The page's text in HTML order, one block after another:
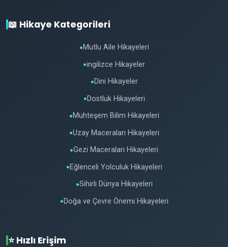
📖 Hikaye Kategorileri
● Mutlu Aile Hikayeleri
●ingilizce Hikayeler
● Dini Hikayeler
● Dostluk Hikayeleri
● Muhteşem Bilim Hikayeleri
●Uzay Maceraları Hikayeleri
●Gezi Maceraları Hikayeleri
● Eğlenceli Yolculuk Hikayeleri
●Sihirli Dünya Hikayeleri
● Doğa ve Çevre Önemi Hikayeleri
⭐ Hızlı Erişim